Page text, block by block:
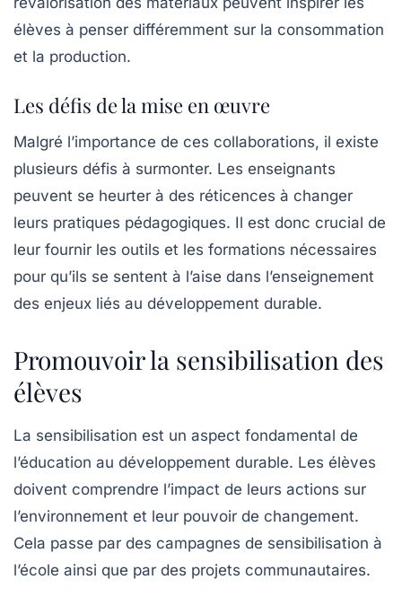
élèves à penser différemment sur la consommation
et la production.
Les défis de la mise en œuvre
Malgré l’importance de ces collaborations, il existe
plusieurs défis à surmonter. Les enseignants
peuvent se heurter à des réticences à changer
leurs pratiques pédagogiques. Il est donc crucial de
leur fournir les outils et les formations nécessaires
pour qu’ils se sentent à l’aise dans l’enseignement
des enjeux liés au développement durable.
Promouvoir la sensibilisation des
élèves
La sensibilisation est un aspect fondamental de
l’éducation au développement durable. Les élèves
doivent comprendre l’impact de leurs actions sur
l’environnement et leur pouvoir de changement.
Cela passe par des campagnes de sensibilisation à
l’école ainsi que par des projets communautaires.